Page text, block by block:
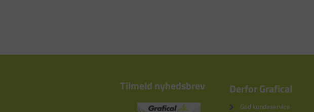
Tilmeld nyhedsbrev Derfor Grafical
God kundeservice